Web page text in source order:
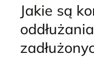
Jakie są